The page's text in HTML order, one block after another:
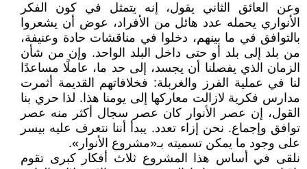
وعن العائق الثاني يقول، إنه يتمثل في كون الفكر
الأنواري يحمله عدد هائل من الأفراد، عوض أن يشعروا
بالتوافق في ما بينهم، دخلوا في مناقشات حادة وعنيفة،
من بلد إلى بلد أو حتى داخل البلد الواحد. وإن من شأن
الزمان الذي يفصلنا أن يجسد، إلى حد ما، عاملًا مساعدًا
لنا في عملية الفرز والغربلة: فخلافاتهم القديمة أثمرت
مدارس فكرية لازالت معاركها إلى يومنا هذا. لذا حري بنا
القول، إن عصر الأنوار كان عصر سجال أكثر منه عصر
توافق وإجماع. نحن إزاء تعدد. يبدأ أننا نتعرف عليه بيسر
على وجود ما يمكن تسميته بـ«مشروع الأنوار».
نلقى في أساس هذا المشروع ثلاث أفكار كبرى تقوم